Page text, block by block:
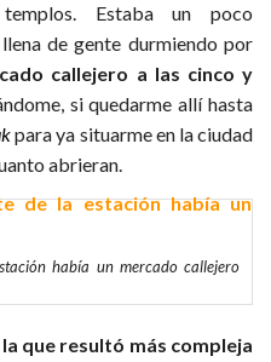
Estaba un poco
de gente durmiendo por
callejero a las cinco y
si quedarme allí hasta
para ya situarme en la ciudad
abrieran.
había un mercado callejero
que resultó más compleja